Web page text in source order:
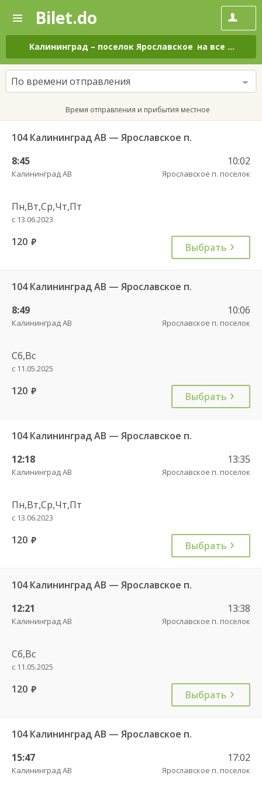
—
Поиск
и
покупка
билетов
на
автобус
онлайн
Bilet.do
Калининград – поселок Ярославское на все дни
По времени отправления
Время отправления и прибытия местное
104 Калининград АВ — Ярославское п.
8:45
Калининград АВ
10:02
Ярославское п. поселок
Пн,Вт,Ср,Чт,Пт
с 13.06.2023
120 руб. Выбрать
104 Калининград АВ — Ярославское п.
8:49
Калининград АВ
10:06
Ярославское п. поселок
Сб,Вс
с 11.05.2025
120 руб. Выбрать
104 Калининград АВ — Ярославское п.
12:18
Калининград АВ
13:35
Ярославское п. поселок
Пн,Вт,Ср,Чт,Пт
с 13.06.2023
120 руб. Выбрать
104 Калининград АВ — Ярославское п.
12:21
Калининград АВ
13:38
Ярославское п. поселок
Сб,Вс
с 11.05.2025
120 руб. Выбрать
104 Калининград АВ — Ярославское п.
15:47
Калининград АВ
17:02
Ярославское п. поселок